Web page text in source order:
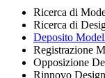
Ricerca di
Ricerca di
Deposito
Registrazione
Opposizione
Rinnovo